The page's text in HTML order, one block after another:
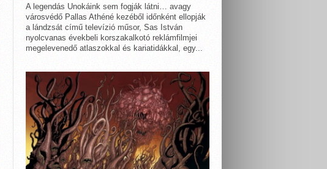
A legendás Unokáink sem fogják látni… avagy
városvédő Pallas Athéné kezéből időnként ellopják
a lándzsát című televízió műsor, Sas István
nyolcvanas évekbeli korszakalkotó reklámfilmjei
megelevenedő atlaszokkal és kariatidákkal, egy...